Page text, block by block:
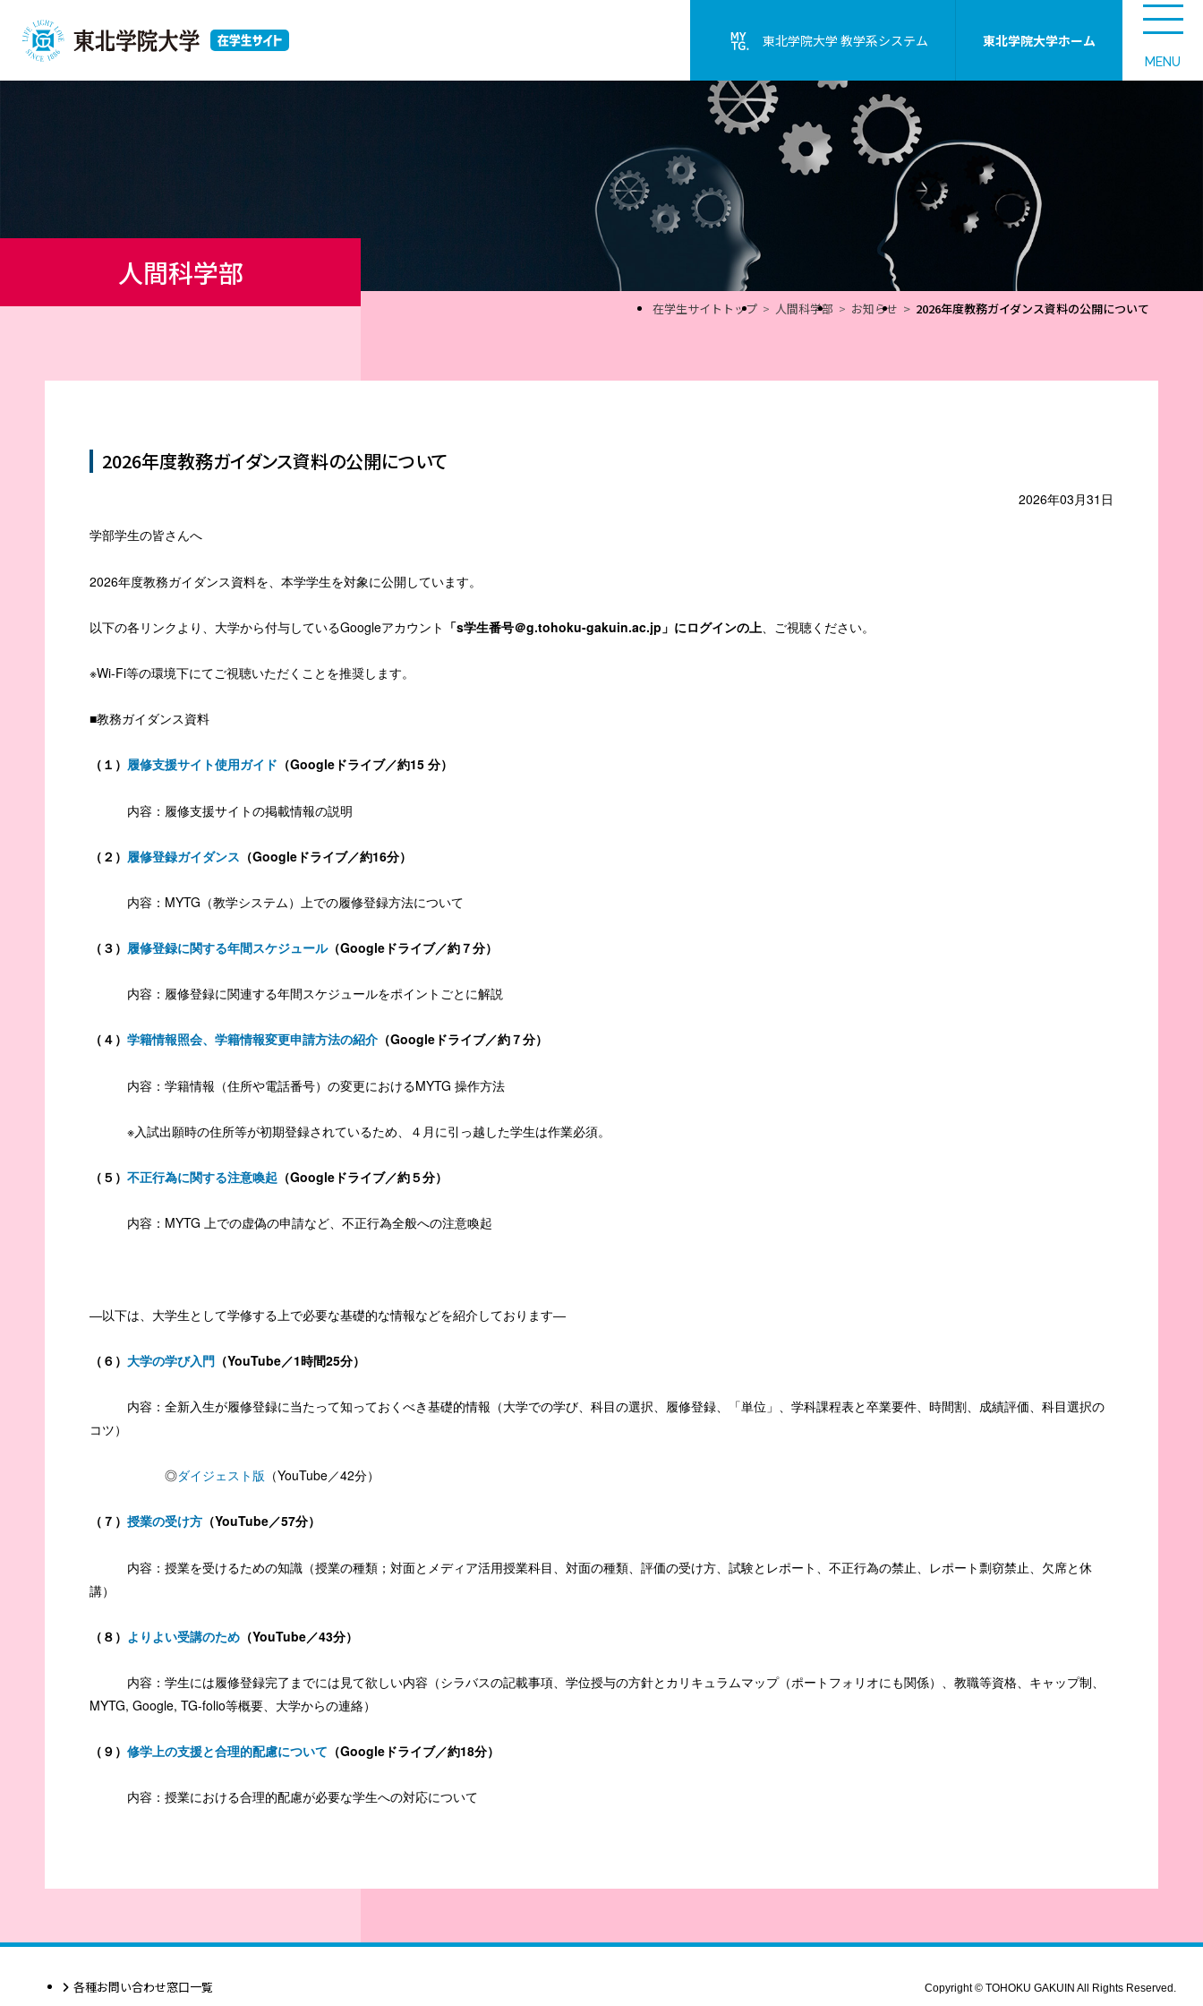
東北学院大学 教学系システム 東北学院大学ホーム
MENU
人間科学部
在学生サイトトップ 人間科学部 お知らせ 2026年度教務ガイダンス資料の公開について
2026年度教務ガイダンス資料の公開について
2026年03月31日
学部学生の皆さんへ
2026年度教務ガイダンス資料を、本学学生を対象に公開しています。
以下の各リンクより、大学から付与しているGoogleアカウント 「s学生番号＠g.tohoku-gakuin.ac.jp 」にログインの上 、ご視聴ください。
※Wi-Fi等の環境下にてご視聴いただくことを推奨します。
■教務ガイダンス資料
（１） 履修支援サイト使用ガイド （Google ドライブ／約15 分）
内容：履修支援サイトの掲載情報の説明
（２） 履修登録ガイダンス （Google ドライブ／約16分）
内容： MYTG （教学システム）上での履修登録方法について
（３） 履修登録に関する年間スケジュール（Google ドライブ／約７分）
内容：履修登録に関連する年間スケジュールをポイントごとに解説
（４） 学籍情報照会、学籍情報変更申請方法の紹介 （Google ドライブ／約７分）
内容：学籍情報（住所や電話番号）の変更におけるMYTG 操作方法
※入試出願時の住所等が初期登録されているため、４月に引っ越した学生は作業必須。
（５） 不正行為に関する注意喚起 （Google ドライブ／約５分）
内容： MYTG 上での虚偽の申請など、不正行為全般への注意喚起
―以下は、大学生として学修する上で必要な基礎的な情報などを紹介しております―
（６） 大学の学び入門 （YouTube／1時間25分）
内容：全新入生が履修登録に当たって知っておくべき基礎的情報（大学での学び、科目の選択、履修登録、「単位」、学科課程表と卒業要件、時間割、成績評価、科目選択の
コツ）
◎ダイジェスト版 （YouTube／42分）
（７） 授業の受け方 （YouTube／57分）
内容：授業を受けるための知識（授業の種類；対面とメディア活用授業科目、対面の種類、評価の受け方、試験とレポート、不正行為の禁止、レポート剽窃禁止、欠席と休
講）
（８） よりよい受講のため （YouTube／43分）
内容：学生には履修登録完了までには見て欲しい内容（シラバスの記載事項、学位授与の方針とカリキュラムマップ（ポートフォリオにも関係）、教職等資格、キャップ制、
MYTG, Google, TG-folio等概要、大学からの連絡）
（９） 修学上の支援と合理的配慮について （Googleドライブ／約18分）
内容：授業における合理的配慮が必要な学生への対応について
各種お問い合わせ窓口一覧 Copyright © TOHOKU GAKUIN All Rights Reserved.